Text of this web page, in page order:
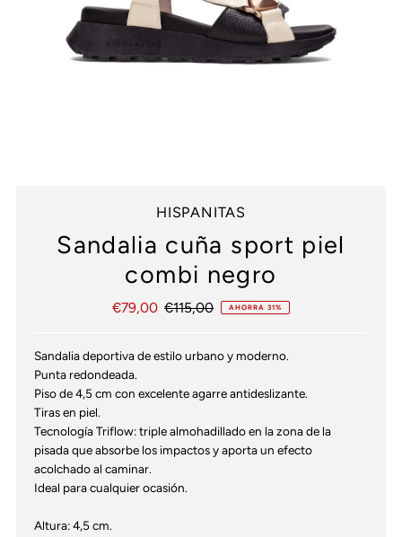
HISPANITAS
Sandalia cuña sport piel
combi negro
Precio
€79,00 Precio
€115,00 AHORRA 31%
Sandalia deportiva de estilo urbano y moderno.
Punta redondeada.
Piso de 4,5 cm con excelente agarre antideslizante.
Tiras en piel.
Tecnología Triflow: triple almohadillado en la zona de la
pisada que absorbe los impactos y aporta un efecto
acolchado al caminar.
Ideal para cualquier ocasión.
Altura: 4,5 cm.